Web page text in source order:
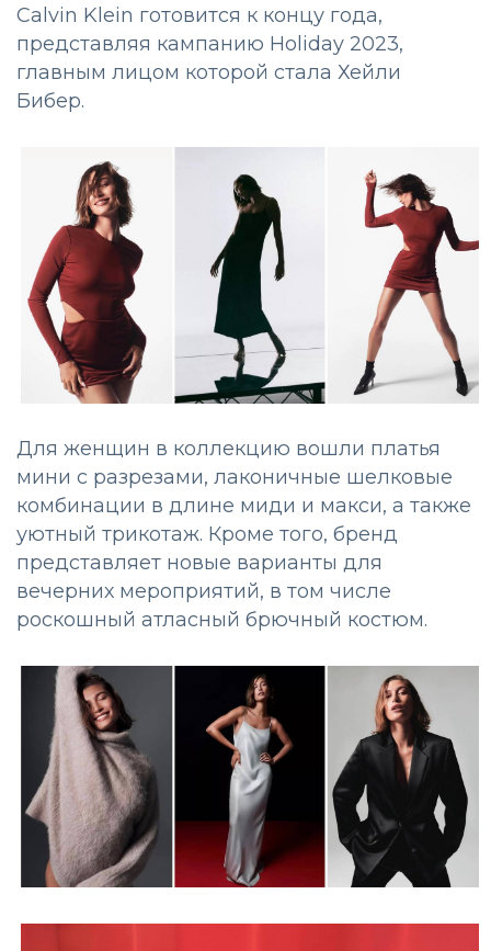
Calvin Klein готовится к концу года,
представляя кампанию Holiday 2023,
главным лицом которой стала Хейли
Бибер.
Для женщин в коллекцию вошли платья
мини с разрезами, лаконичные шелковые
комбинации в длине миди и макси, а также
уютный трикотаж. Кроме того, бренд
представляет новые варианты для
вечерних мероприятий, в том числе
роскошный атласный брючный костюм.